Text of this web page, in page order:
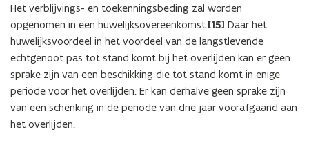
Het verblijvings- en toekenningsbeding zal worden
opgenomen in een huwelijksovereenkomst.[15] Daar het
huwelijksvoordeel in het voordeel van de langstlevende
echtgenoot pas tot stand komt bij het overlijden kan er geen
sprake zijn van een beschikking die tot stand komt in enige
periode voor het overlijden. Er kan derhalve geen sprake zijn
van een schenking in de periode van drie jaar voorafgaand aan
het overlijden.